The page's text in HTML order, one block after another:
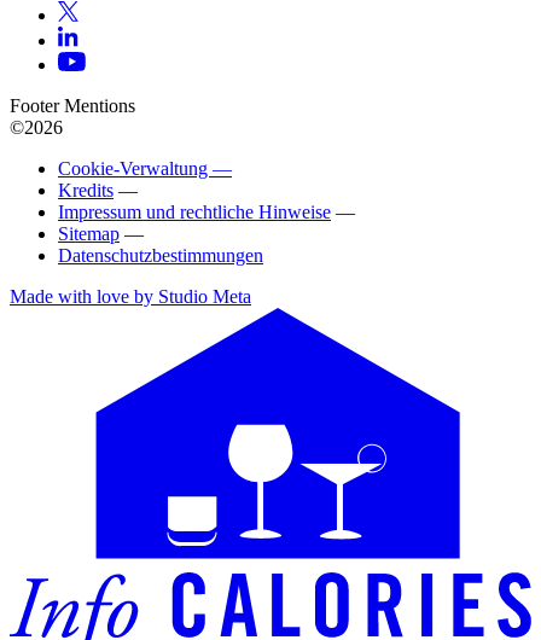
Footer Mentions
©2026
Cookie-Verwaltung —
Kredits —
Impressum und rechtliche Hinweise —
Sitemap —
Datenschutzbestimmungen
Made with love by Studio Meta